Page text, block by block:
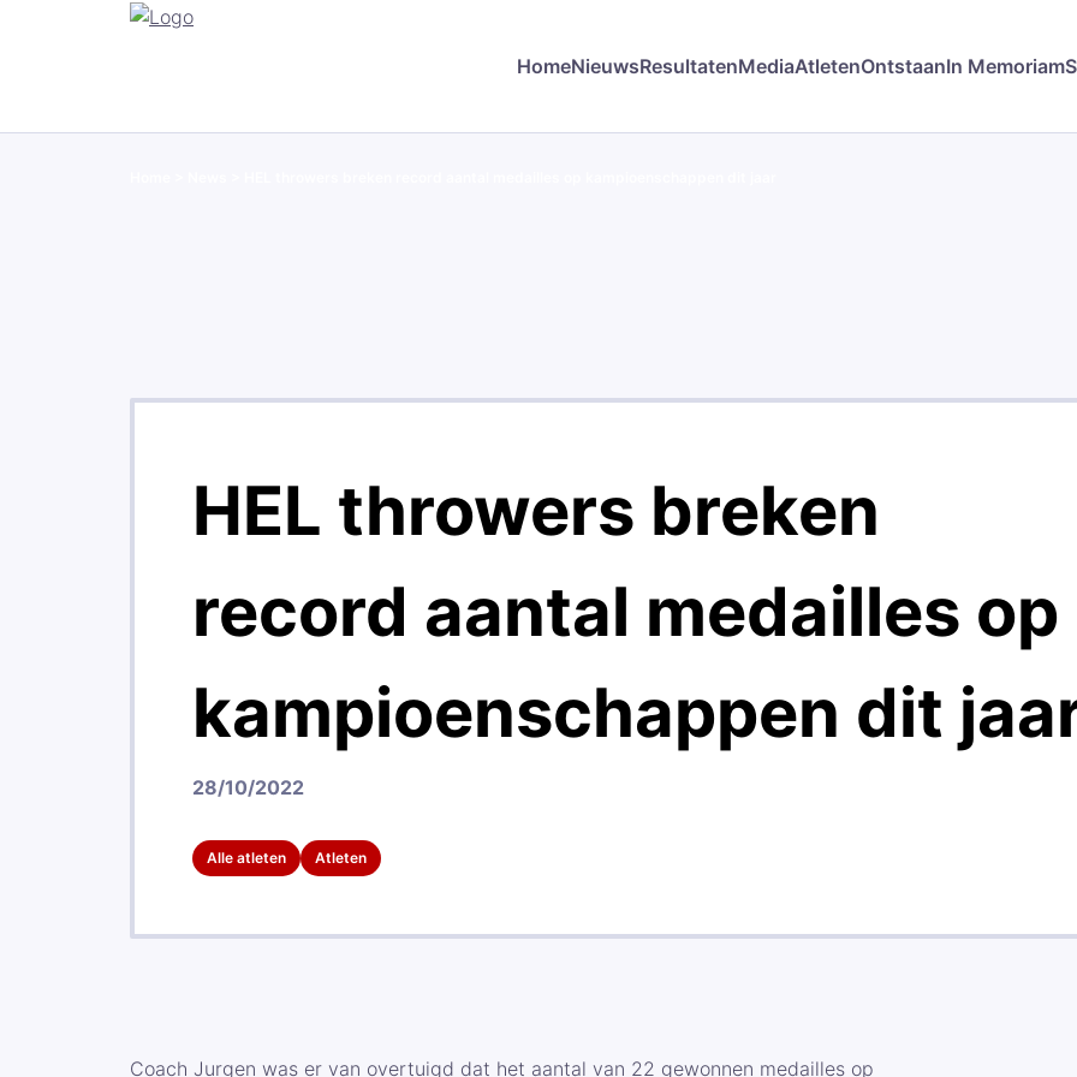
HomeNieuwsResultatenMediaAtletenOntstaanIn Memoriam
HEL throwers breken
record aantal medailles op
kampioenschappen dit
28/10/2022
Alle atleten Atleten
Coach Jurgen was er van overtuigd dat het aantal van 22 gewonnen medailles op